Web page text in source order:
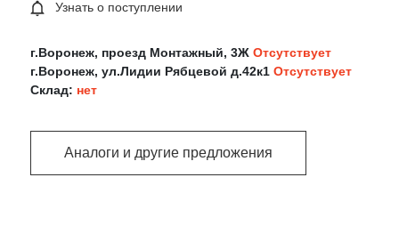
Узнать о поступлении
г.Воронеж, проезд Монтажный, 3Ж Отсутствует
г.Воронеж, ул.Лидии Рябцевой д.42к1 Отсутствует
Склад: нет
Аналоги и другие предложения